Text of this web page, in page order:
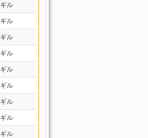
ギル
ギル
ギル
ギル
ギル
ギル
ギル
ギル
ギル